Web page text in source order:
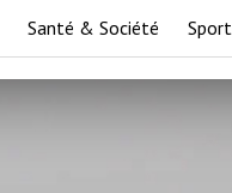
Santé & Société